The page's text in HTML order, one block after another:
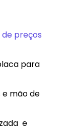
preços
para
mão de
e